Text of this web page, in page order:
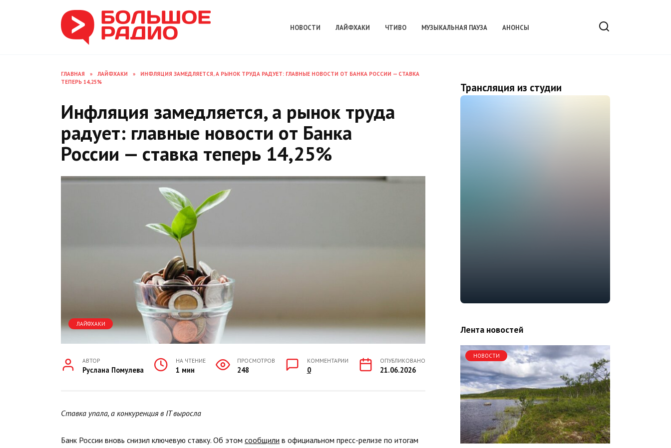
НОВОСТИ ЛАЙФХАКИ ЧТИВО МУЗЫКАЛЬНАЯ ПАУЗА АНОНСЫ
ГЛАВНАЯ » ЛАЙФХАКИ »
ИНФЛЯЦИЯ ЗАМЕДЛЯЕТСЯ, А РЫНОК ТРУДА РАДУЕТ: ГЛАВНЫЕ НОВОСТИ ОТ БАНКА РОССИИ — СТАВКА
ТЕПЕРЬ 14,25%
Инфляция замедляется, а рынок труда
радует: главные новости от Банка
России — ставка теперь 14,25%
ЛАЙФХАКИ
АВТОР
Руслана Помулева
НА ЧТЕНИЕ
1 мин
ПРОСМОТРОВ
248
КОММЕНТАРИИ
0
ОПУБЛИКОВАНО
21.06.2026
Ставка упала, а конкуренция в IT выросла
Банк России вновь снизил ключевую ставку. Об этом сообщили в официальном пресс-релизе по итогам
Трансляция из студии
Лента новостей
НОВОСТИ